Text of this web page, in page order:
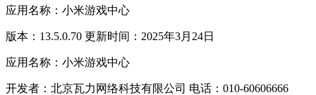
应用名称：小米游戏中心
版本：13.5.0.70 更新时间：2025年3月24日
应用名称：小米游戏中心
开发者：北京瓦力网络科技有限公司 电话：010-60606666